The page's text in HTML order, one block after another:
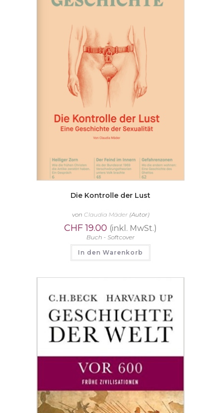
Die Kontrolle der Lust
von Claudia Mäder(Autor)
CHF19.00 (inkl. MwSt.)
Buch - Softcover
In den Warenkorb